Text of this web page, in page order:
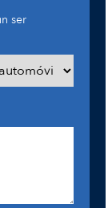
ser